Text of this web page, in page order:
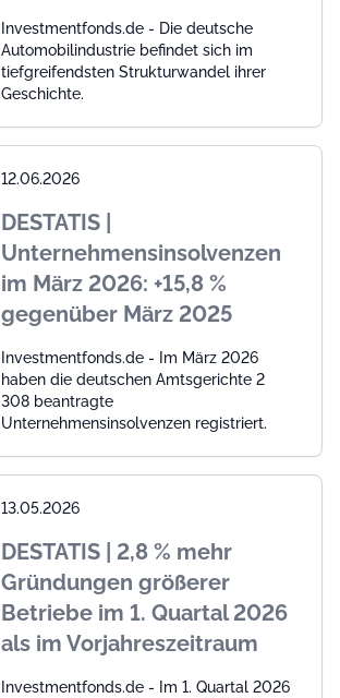
Investmentfonds.de - Die deutsche
Automobilindustrie befindet sich im
tiefgreifendsten Strukturwandel ihrer
Geschichte.
12.06.2026
DESTATIS |
Unternehmensinsolvenzen
im März 2026: +15,8 %
gegenüber März 2025
Investmentfonds.de - Im März 2026
haben die deutschen Amtsgerichte 2
308 beantragte
Unternehmensinsolvenzen registriert.
13.05.2026
DESTATIS | 2,8 % mehr
Gründungen größerer
Betriebe im 1. Quartal 2026
als im Vorjahreszeitraum
Investmentfonds.de - Im 1. Quartal 2026